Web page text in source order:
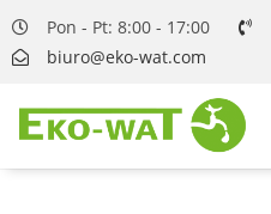
Pon - Pt: 8:00 - 17:00
biuro@eko-wat.com